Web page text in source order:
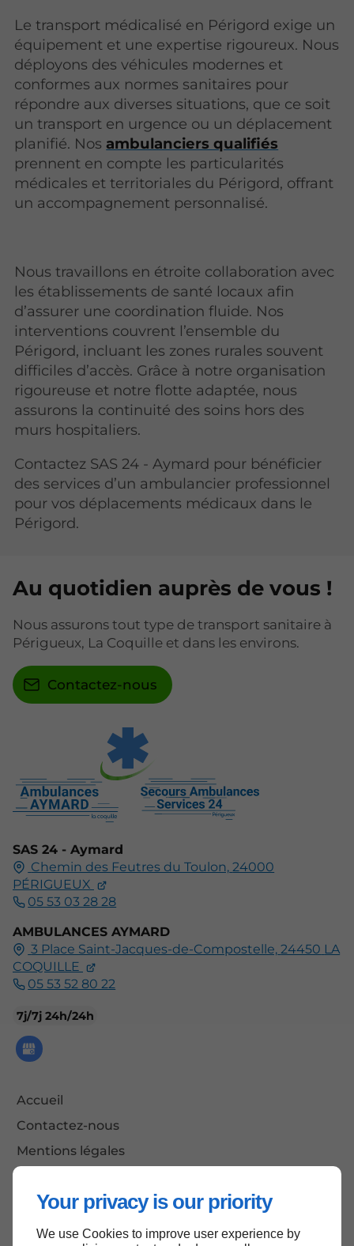
Your privacy is our priority
We use Cookies to improve user experience by
Le transport médicalisé en Périgord exige un
équipement et une expertise rigoureux. Nous
déployons des véhicules modernes et
conformes aux normes sanitaires pour
répondre aux diverses situations, que ce soit
un transport en urgence ou un déplacement
planifié. Nos ambulanciers qualifiés
prennent en compte les particularités
médicales et territoriales du Périgord, offrant
un accompagnement personnalisé.
Nous travaillons en étroite collaboration avec
les établissements de santé locaux afin
d’assurer une coordination fluide. Nos
interventions couvrent l’ensemble du
Périgord, incluant les zones rurales souvent
difficiles d’accès. Grâce à notre organisation
rigoureuse et notre flotte adaptée, nous
assurons la continuité des soins hors des
murs hospitaliers.
Contactez SAS 24 - Aymard pour bénéficier
des services d’un ambulancier professionnel
pour vos déplacements médicaux dans le
Périgord.
SAS 24 - Aymard
Chemin des Feutres du Toulon, 24000
PÉRIGUEUX
05 53 03 28 28
AMBULANCES AYMARD
3 Place Saint-Jacques-de-Compostelle, 24450 LA
COQUILLE
05 53 52 80 22
7j/7j 24h/24h
Accueil
Contactez-nous
Mentions légales
Au quotidien auprès de vous !
Nous assurons tout type de transport sanitaire à
Périgueux, La Coquille et dans les environs.
Contactez-nous